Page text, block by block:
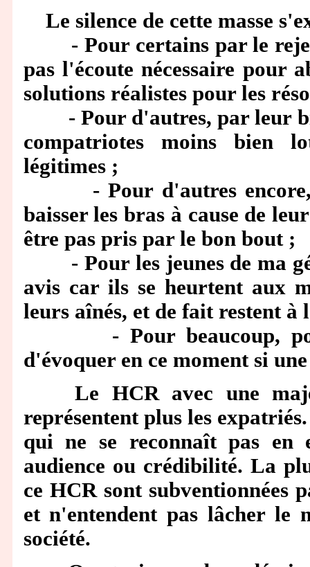
Le silence de cette masse
- Pour certains par le rejet
pas l'écoute nécessaire pour
solutions réalistes pour les
- Pour d'autres, par leur
compatriotes moins bien
légitimes ;
- Pour d'autres encore,
baisser les bras à cause de
être pas pris par le bon bout ;
- Pour les jeunes de ma
avis car ils se heurtent aux
leurs aînés, et de fait restent à
- Pour beaucoup, pour
d'évoquer en ce moment si
Le HCR avec une
représentent plus les
qui ne se reconnaît pas en
audience ou crédibilité. La
ce HCR sont subventionnées
et n'entendent pas lâcher le
société.